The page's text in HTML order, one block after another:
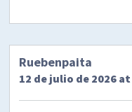
Ruebenpaita
12 de julio de 2026 at